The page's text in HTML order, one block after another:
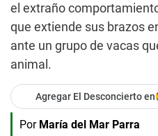
el extraño
que extiende sus brazos
ante un grupo de vacas
animal.
Agregar El Desconcierto en
Por María del Mar Parra